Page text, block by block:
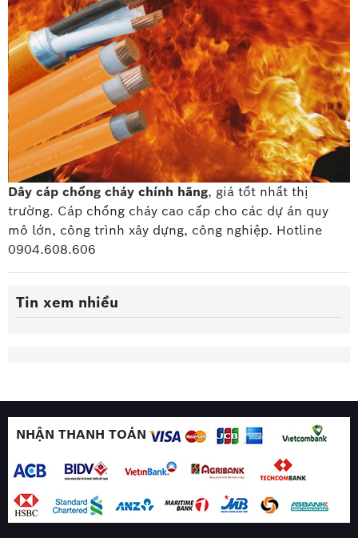
Dây cáp chống cháy chính hãng, giá tốt nhất thị
trường. Cáp chống cháy cao cấp cho các dự án quy
mô lớn, công trình xây dựng, công nghiệp. Hotline
0904.608.606
Tin xem nhiều
NHẬN THANH TOÁN